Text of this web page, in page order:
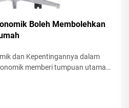
Boleh Membolehkan
dan Kepentingannya dalam
memberi tumpuan utama
model dilengkapi